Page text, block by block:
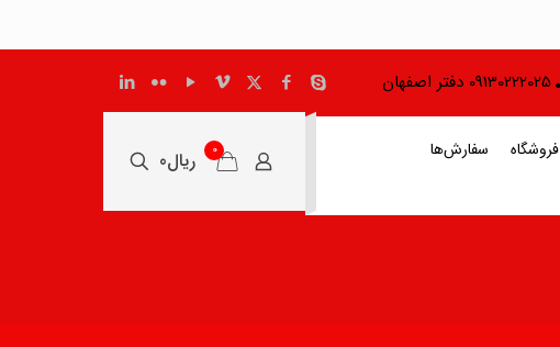
09130222025 دفتر اصفهان
فروشگاه سفارش‌ها 0 ریال0